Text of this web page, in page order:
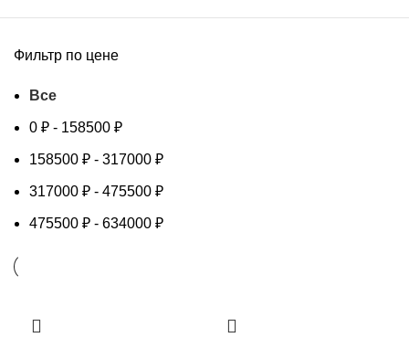
Фильтр по цене
Все
0 ₽ - 158500 ₽
158500 ₽ - 317000 ₽
317000 ₽ - 475500 ₽
475500 ₽ - 634000 ₽